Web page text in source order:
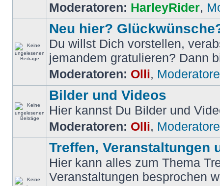
Moderatoren: HarleyRider,
Neu hier?
Du willst Dich vorstellen,
jemandem gratulieren? Dann
Moderatoren: Olli,
Bilder und Videos
Hier kannst Du Bilder und
Moderatoren: Olli,
Treffen, Veranstaltungen
Hier kann alles zum Thema
Veranstaltungen besprochen